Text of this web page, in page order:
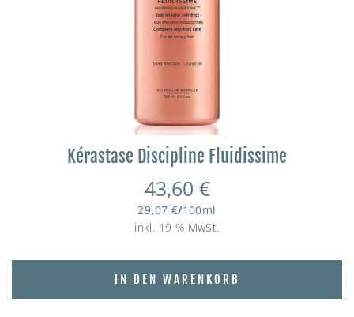
Kérastase Discipline Fluidissime
43,60 €
29,07 €/100ml
inkl. 19 % MwSt.
IN DEN WARENKORB